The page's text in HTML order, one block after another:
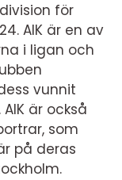
för
AIK är en av
i ligan och
vunnit
är också
som
på deras